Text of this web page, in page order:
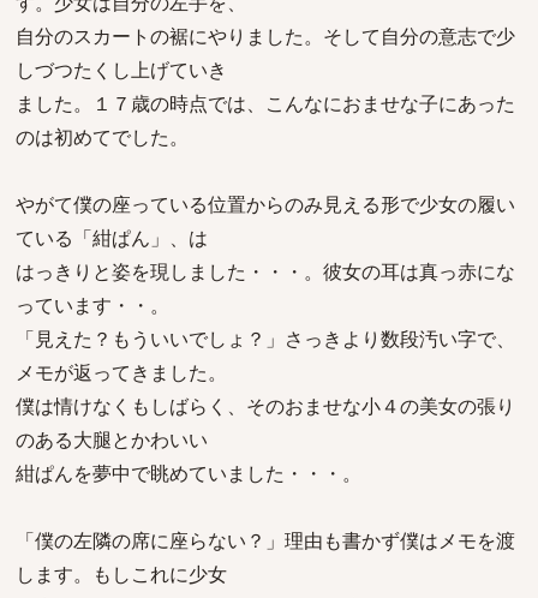
自分のスカートの裾にやりました。そして自分の意志で少
しづつたくし上げていき
ました。１７歳の時点では、こんなにおませな子にあった
のは初めてでした。
やがて僕の座っている位置からのみ見える形で少女の履い
ている「紺ぱん」、は
はっきりと姿を現しました・・・。彼女の耳は真っ赤にな
っています・・。
「見えた？もういいでしょ？」さっきより数段汚い字で、
メモが返ってきました。
僕は情けなくもしばらく、そのおませな小４の美女の張り
のある大腿とかわいい
紺ぱんを夢中で眺めていました・・・。
「僕の左隣の席に座らない？」理由も書かず僕はメモを渡
します。もしこれに少女